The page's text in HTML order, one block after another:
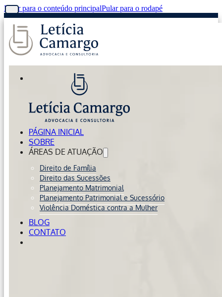
Pular para o conteúdo principalPular para o rodapé
PÁGINA INICIAL
SOBRE
ÁREAS DE ATUAÇÃO
Direito de Família
Direito das Sucessões
Planejamento Matrimonial
Planejamento Patrimonial e Sucessório
Violência Doméstica contra a Mulher
BLOG
CONTATO